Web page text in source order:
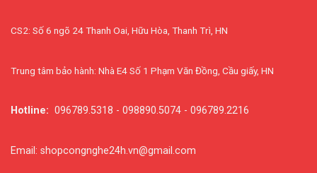
CS2: Số 6 ngõ 24 Thanh Oai, Hữu Hòa, Thanh Trì, HN
Trung tâm bảo hành: Nhà E4 Số 1 Phạm Văn Đồng, Cầu giấy, HN
Hotline: 096789.5318 - 098890.5074 - 096789.2216
Email: shopcongnghe24h.vn@gmail.com